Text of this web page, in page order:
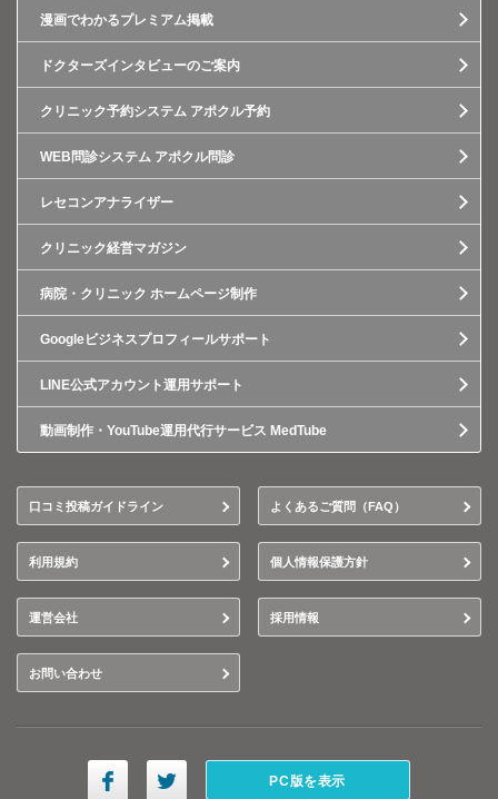
漫画でわかるプレミアム掲載
ドクターズインタビューのご案内
クリニック予約システム アポクル予約
WEB問診システム アポクル問診
レセコンアナライザー
クリニック経営マガジン
病院・クリニック ホームページ制作
Googleビジネスプロフィールサポート
LINE公式アカウント運用サポート
動画制作・YouTube運用代行サービス MedTube
口コミ投稿ガイドライン よくあるご質問（FAQ）
利用規約 個人情報保護方針
運営会社 採用情報
お問い合わせ
PC版を表示